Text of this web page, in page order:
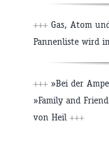
+++ Gas, Atom
Pannenliste wird
+++ »Bei der
»Family and
von Heil +++